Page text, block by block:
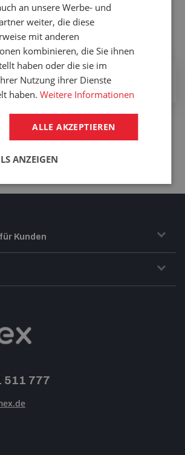
von Druck-Saug-Schläuchen mit
511 777
Kunden
vor
an unsere Werbe- und
weiter, die diese
mit anderen
kombinieren, die Sie ihnen
haben oder die sie im
Nutzung ihrer Dienste
haben.Weitere Informationen
ALLE AKZEPTIEREN
ANZEIGEN